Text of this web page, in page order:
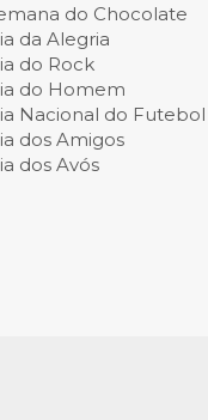
do Chocolate
da Alegria
do Rock
do Homem
Nacional do Futebol
dos Amigos
dos Avós